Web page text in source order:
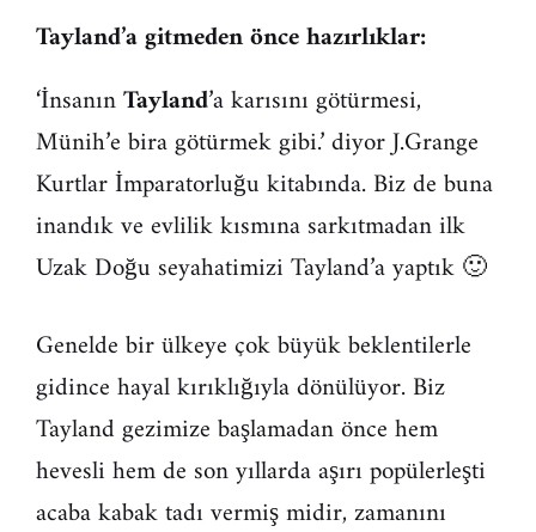
Tayland’a gitmeden önce hazırlıklar:
‘İnsanınTayland’a karısını götürmesi,
Münih’e bira götürmek gibi.’ diyor J.Grange
Kurtlar İmparatorluğu kitabında. Biz de buna
inandık ve evlilik kısmına sarkıtmadan ilk
Uzak Doğu seyahatimizi Tayland’a yaptık 🙂
Genelde bir ülkeye çok büyük beklentilerle
gidince hayal kırıklığıyla dönülüyor. Biz
Tayland gezimize başlamadan önce hem
hevesli hem de son yıllarda aşırı popülerleşti
acaba kabak tadı vermiş midir, zamanını